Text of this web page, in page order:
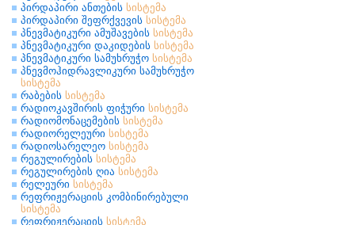
პირდაპირი ანთების სისტემა
პირდაპირი შეფრქვევის სისტემა
პნევმატიკური ამუშავების სისტემა
პნევმატიკური დაკიდების სისტემა
პნევმატიკური სამუხრუჭო სისტემა
პნევმოჰიდრავლიკური სამუხრუჭო
სისტემა
რაბების სისტემა
რადიოკავშირის ფიჭური სისტემა
რადიომონაცემების სისტემა
რადიორელეური სისტემა
რადიოსარელეო სისტემა
რეგულირების სისტემა
რეგულირების ღია სისტემა
რელეური სისტემა
რეფრიჟერაციის კომბინირებული
სისტემა
რეფრიჟერაციის სისტემა